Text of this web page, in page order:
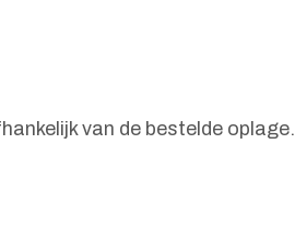
van de bestelde oplage.